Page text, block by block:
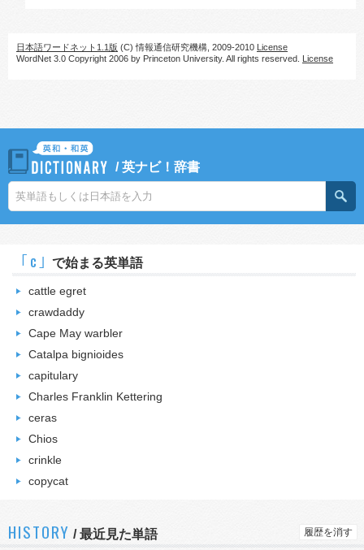
日本語ワードネット1.1版 (C) 情報通信研究機構, 2009-2010 License
WordNet 3.0 Copyright 2006 by Princeton University. All rights reserved. License
/英ナビ！辞書
｢c｣ で始まる英単語
cattle egret
crawdaddy
Cape May warbler
Catalpa bignioides
capitulary
Charles Franklin Kettering
ceras
Chios
crinkle
copycat
HISTORY /最近見た単語 履歴を消す